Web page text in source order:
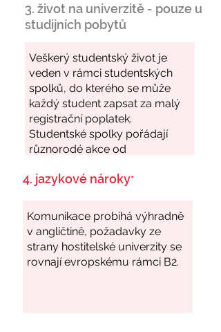
3. život na univerzitě - pouze u
studijních pobytů
4. jazykové nároky*